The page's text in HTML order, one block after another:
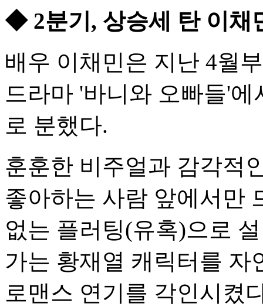
◆ 2분기, 상승세 탄 이채
배우 이채민은 지난 4월
드라마 '바니와 오빠들'
로 분했다.
훈훈한 비주얼과 감각적
좋아하는 사람 앞에서만
없는 플러팅(유혹)으로
가는 황재열 캐릭터를 자
로맨스 연기를 각인시켰